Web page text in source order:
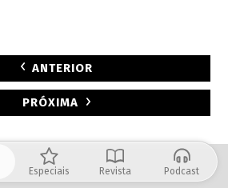
ANTERIOR
PRÓXIMA
Especiais Revista Podcast